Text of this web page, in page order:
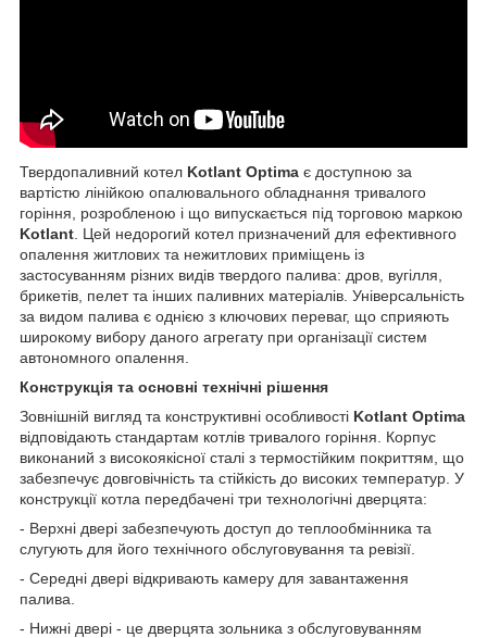
Твердопаливний котел Kotlant Optima є доступною за
вартістю лінійкою опалювального обладнання тривалого
горіння, розробленою і що випускається під торговою маркою
Kotlant . Цей недорогий котел призначений для ефективного
опалення житлових та нежитлових приміщень із
застосуванням різних видів твердого палива: дров, вугілля,
брикетів, пелет та інших паливних матеріалів. Універсальність
за видом палива є однією з ключових переваг, що сприяють
широкому вибору даного агрегату при організації систем
автономного опалення.
Конструкція та основні технічні рішення
Зовнішній вигляд та конструктивні особливості Kotlant Optima
відповідають стандартам котлів тривалого горіння. Корпус
виконаний з високоякісної сталі з термостійким покриттям, що
забезпечує довговічність та стійкість до високих температур. У
конструкції котла передбачені три технологічні дверцята:
- Верхні двері забезпечують доступ до теплообмінника та
слугують для його технічного обслуговування та ревізії.
- Середні двері відкривають камеру для завантаження
палива.
- Нижні двері - це дверцята зольника з обслуговуванням